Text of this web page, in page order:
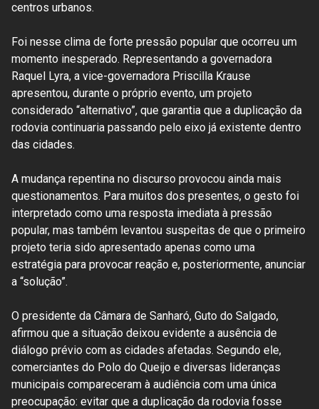
centros urbanos.
Foi nesse clima de forte pressão popular que ocorreu um
momento inesperado. Representando a governadora
Raquel Lyra, a vice-governadora Priscilla Krause
apresentou, durante o próprio evento, um projeto
considerado “alternativo”, que garantia que a duplicação da
rodovia continuaria passando pelo eixo já existente dentro
das cidades.
A mudança repentina no discurso provocou ainda mais
questionamentos. Para muitos dos presentes, o gesto foi
interpretado como uma resposta imediata à pressão
popular, mas também levantou suspeitas de que o primeiro
projeto teria sido apresentado apenas como uma
estratégia para provocar reação e, posteriormente, anunciar
a “solução”.
O presidente da Câmara de Sanharó, Guto do Salgado,
afirmou que a situação deixou evidente a ausência de
diálogo prévio com as cidades afetadas. Segundo ele,
comerciantes do Polo do Queijo e diversas lideranças
municipais compareceram à audiência com uma única
preocupação: evitar que a duplicação da rodovia fosse